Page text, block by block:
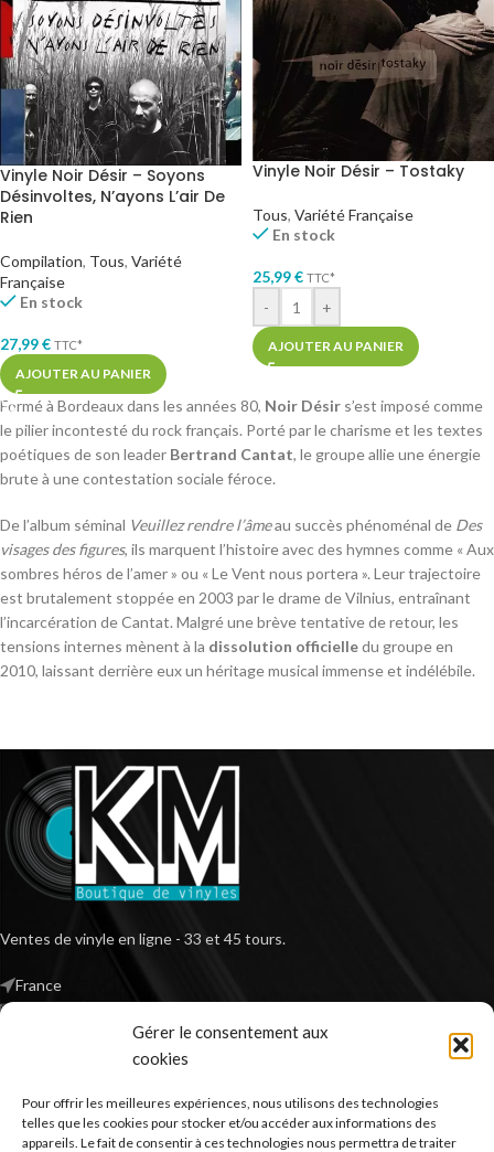
Gérer le consentement aux
cookies
Pour offrir les meilleures expériences, nous utilisons des technologies
telles que les cookies pour stocker et/ou accéder aux informations des
appareils. Le fait de consentir à ces technologies nous permettra de traiter
Vinyle Noir Désir – Soyons
Désinvoltes, N’ayons L’air De
Rien
Compilation, Tous, Variété
Française
En stock
27,99€ TTC*
AJOUTER AU PANIER
Vinyle Noir Désir – Tostaky
Tous, Variété Française
En stock
25,99€ TTC*
- +
AJOUTER AU PANIER
Formé à Bordeaux dans les années 80, Noir Désir s’est imposé comme
le pilier incontesté du rock français. Porté par le charisme et les textes
poétiques de son leader Bertrand Cantat, le groupe allie une énergie
brute à une contestation sociale féroce.
De l’album séminal Veuillez rendre l’âmeau succès phénoménal de Des
visages des figures, ils marquent l’histoire avec des hymnes comme « Aux
sombres héros de l’amer » ou « Le Vent nous portera ». Leur trajectoire
est brutalement stoppée en 2003 par le drame de Vilnius, entraînant
l’incarcération de Cantat. Malgré une brève tentative de retour, les
tensions internes mènent à la dissolution officielledu groupe en
2010, laissant derrière eux un héritage musical immense et indélébile.
Ventes de vinyle en ligne - 33 et 45 tours.
France
*TVA non applicable – article 293 B du CGI